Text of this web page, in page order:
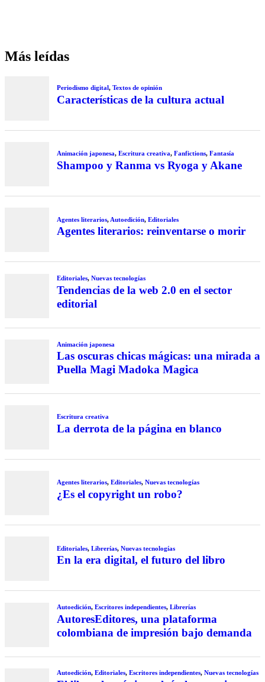
Más leídas
Periodismo digital, Textos de opinión
Características de la cultura actual
Animación japonesa, Escritura creativa, Fanfictions, Fantasía
Shampoo y Ranma vs Ryoga y Akane
Agentes literarios, Autoedición, Editoriales
Agentes literarios: reinventarse o morir
Editoriales, Nuevas tecnologías
Tendencias de la web 2.0 en el sector
editorial
Animación japonesa
Las oscuras chicas mágicas: una mirada a
Puella Magi Madoka Magica
Escritura creativa
La derrota de la página en blanco
Agentes literarios, Editoriales, Nuevas tecnologías
¿Es el copyright un robo?
Editoriales, Librerías, Nuevas tecnologías
En la era digital, el futuro del libro
Autoedición, Escritores independientes, Librerías
AutoresEditores, una plataforma
colombiana de impresión bajo demanda
Autoedición, Editoriales, Escritores independientes, Nuevas tecnologías